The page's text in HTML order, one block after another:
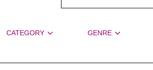
CATEGORY GENRE